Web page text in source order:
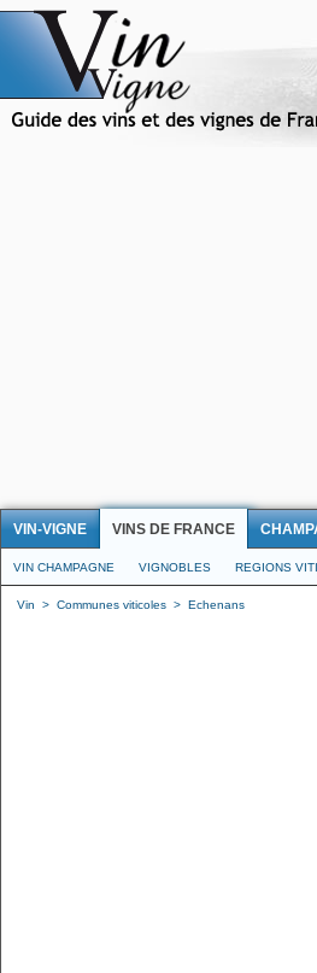
VIN-VIGNE VINS DE FRANCE
VIN CHAMPAGNE VIGNOBLES REGIONS
Vin > Communes viticoles > Echenans